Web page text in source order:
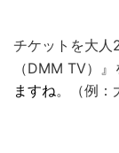
チケットを大人
（DMM TV）
ますね。（例：